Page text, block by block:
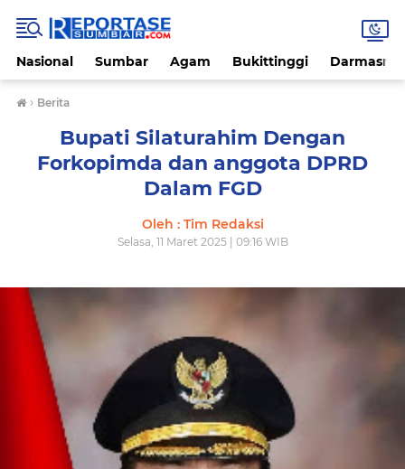
Nasional Sumbar Agam Bukittinggi
› Berita
Bupati Silaturahim Dengan
Forkopimda dan anggota DPRD
Dalam FGD
Oleh : Tim Redaksi
Selasa, 11 Maret 2025 | 09:16 WIB